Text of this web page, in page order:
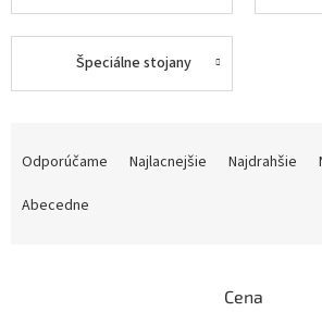
Špeciálne stojany
Odporúčame Najlacnejšie Najdrahšie
Abecedne
Cena